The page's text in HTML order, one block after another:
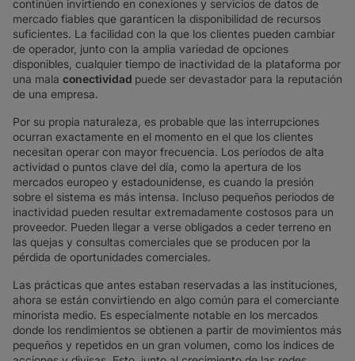
continúen invirtiendo en conexiones y servicios de datos de
mercado fiables que garanticen la disponibilidad de recursos
suficientes. La facilidad con la que los clientes pueden cambiar
de operador, junto con la amplia variedad de opciones
disponibles, cualquier tiempo de inactividad de la plataforma por
una mala conectividad puede ser devastador para la reputación
de una empresa.
Por su propia naturaleza, es probable que las interrupciones
ocurran exactamente en el momento en el que los clientes
necesitan operar con mayor frecuencia. Los períodos de alta
actividad o puntos clave del día, como la apertura de los
mercados europeo y estadounidense, es cuando la presión
sobre el sistema es más intensa. Incluso pequeños periodos de
inactividad pueden resultar extremadamente costosos para un
proveedor. Pueden llegar a verse obligados a ceder terreno en
las quejas y consultas comerciales que se producen por la
pérdida de oportunidades comerciales.
Las prácticas que antes estaban reservadas a las instituciones,
ahora se están convirtiendo en algo común para el comerciante
minorista medio. Es especialmente notable en los mercados
donde los rendimientos se obtienen a partir de movimientos más
pequeños y repetidos en un gran volumen, como los índices de